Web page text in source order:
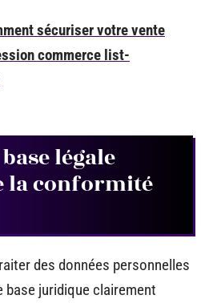
sécuriser votre vente
commerce list-
légale
la conformité
des données personnelles
base juridique clairement